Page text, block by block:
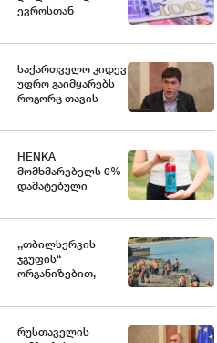
პროგრამაში
მიქაუტაძე
ევროსთან
საქართველო კიდევ
უფრო გაიმყარებს
როგორც თავის
გეოპოლიტიკურ
საერთაშორისო
მსოფლიო წესრიგში
- ნოდარ ბოკერია
HENKA
მომხმარებელს 0%
დამატებული
პროდუქტს
,,თბილსერვის
ჯგუფის“
ორგანიზებით,
მიმდებარე
დასუფთავების
რუსთაველის